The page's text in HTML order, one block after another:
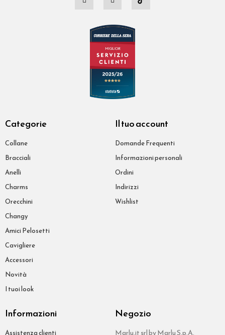
Categorie
Collane
Bracciali
Anelli
Charms
Orecchini
Changy
Amici Pelosetti
Cavigliere
Accessori
Novità
I tuoi look
Il tuo account
Domande Frequenti
Informazioni personali
Ordini
Indirizzi
Wishlist
Informazioni
Assistenza clienti
Negozio
Marlu.it srl by Marlu S.p.A.